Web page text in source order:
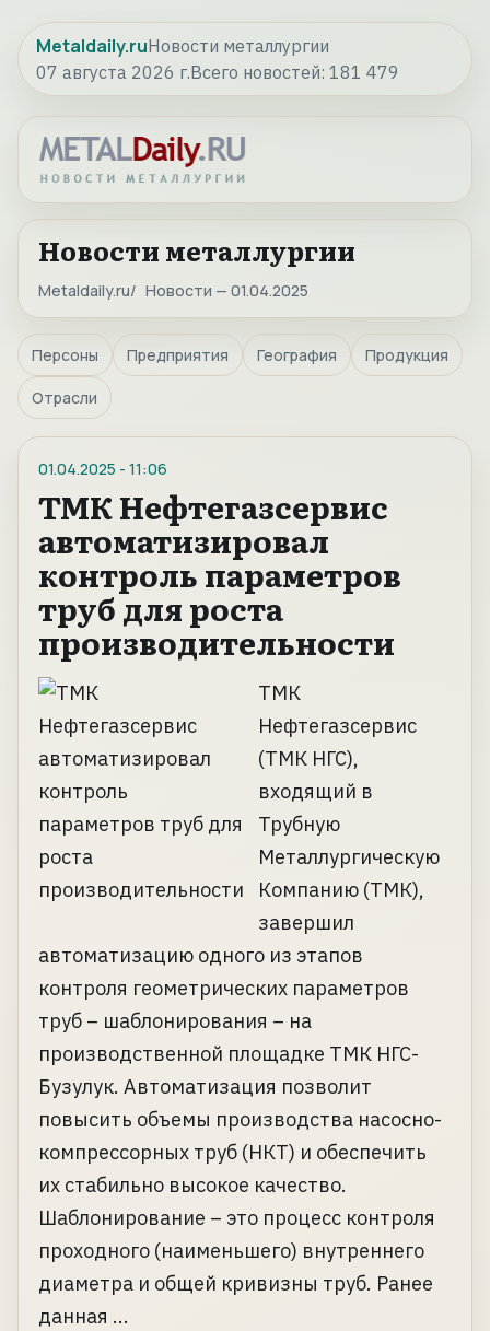
Metaldaily.ruНовости металлургии
07 августа 2026 г.Всего новостей: 181 479
Новости металлургии
Metaldaily.ru Новости — 01.04.2025
Персоны Предприятия География Продукция
Отрасли
01.04.2025 - 11:06
ТМК Нефтегазсервис
автоматизировал
контроль параметров
труб для роста
производительности
ТМК
Нефтегазсервис
(ТМК НГС),
входящий в
Трубную
Металлургическую
Компанию (ТМК),
завершил
автоматизацию одного из этапов
контроля геометрических параметров
труб – шаблонирования – на
производственной площадке ТМК НГС-
Бузулук. Автоматизация позволит
повысить объемы производства насосно-
компрессорных труб (НКТ) и обеспечить
их стабильно высокое качество.
Шаблонирование – это процесс контроля
проходного (наименьшего) внутреннего
диаметра и общей кривизны труб. Ранее
данная ...